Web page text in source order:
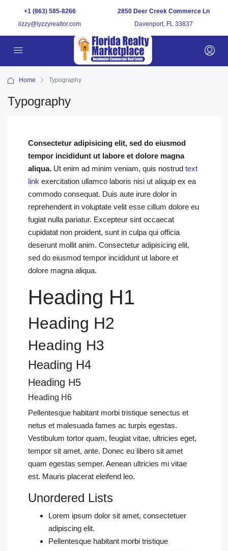
+1 (863) 585-8266
lizzy@lyzzyrealtor.com
2850 Deer Creek Commerce Ln
Davenport, FL 33837
Home Typography
Typography
Consectetur adipisicing elit, sed do eiusmod
tempor incididunt ut labore et dolore magna
aliqua. Ut enim ad minim veniam, quis nostrud text
link exercitation ullamco laboris nisi ut aliquip ex ea
commodo consequat. Duis aute irure dolor in
reprehenderit in voluptate velit esse cillum dolore eu
fugiat nulla pariatur. Excepteur sint occaecat
cupidatat non proident, sunt in culpa qui officia
deserunt mollit anim. Consectetur adipisicing elit,
sed do eiusmod tempor incididunt ut labore et
dolore magna aliqua.
Heading H1
Heading H2
Heading H3
Heading H4
Heading H5
Heading H6
Pellentesque habitant morbi tristique senectus et
netus et malesuada fames ac turpis egestas.
Vestibulum tortor quam, feugiat vitae, ultricies eget,
tempor sit amet, ante. Donec eu libero sit amet
quam egestas semper. Aenean ultricies mi vitae
est. Mauris placerat eleifend leo.
Unordered Lists
Lorem ipsum dolor sit amet, consectetuer
adipiscing elit.
Pellentesque habitant morbi tristique